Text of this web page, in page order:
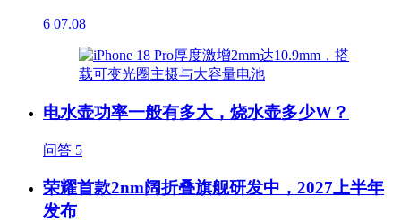
6 07.08
电水壶功率一般有多大，烧水壶多少W？
问答 5
荣耀首款2nm阔折叠旗舰研发中，2027上半年
发布